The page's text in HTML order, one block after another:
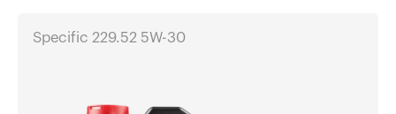
Specific 229.52 5W-30